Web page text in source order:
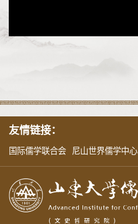
友情链接：
国际儒学联合会 尼山世界儒学中心